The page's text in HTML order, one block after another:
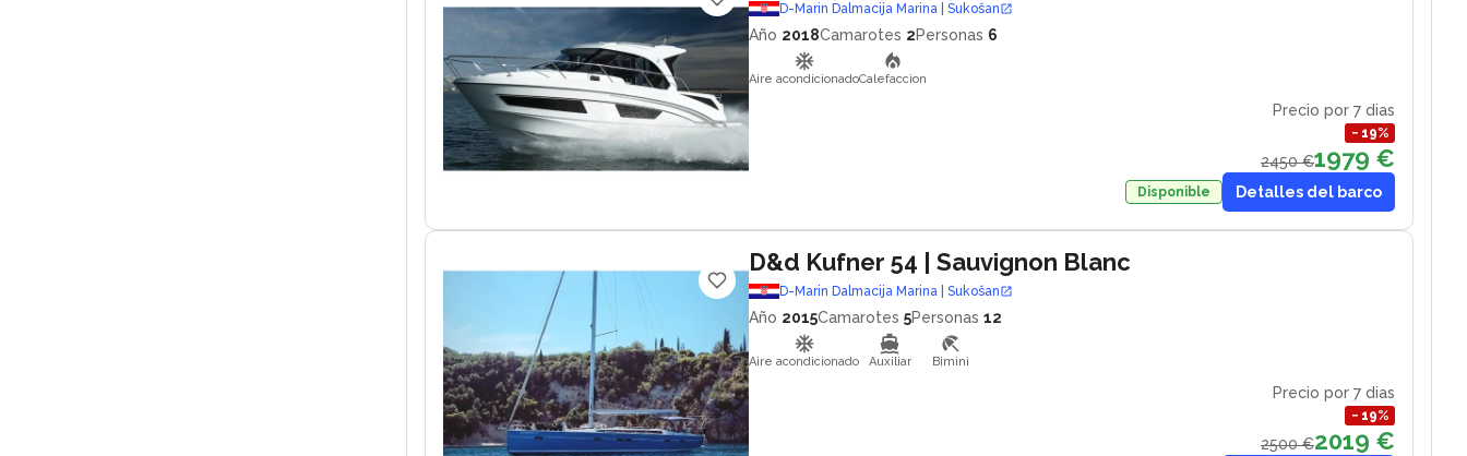
D-Marin Dalmacija Marina | Sukošan
Año 2018Camarotes 2Personas 6
Aire acondicionadoCalefaccion
Precio por 7 dias
− 19%
2450 €1979 €
Disponible Detalles del barco
D&d Kufner 54 | Sauvignon Blanc
D-Marin Dalmacija Marina | Sukošan
Año 2015Camarotes 5Personas 12
Aire acondicionado Auxiliar Bimini
Precio por 7 dias
− 19%
2500 €2019 €